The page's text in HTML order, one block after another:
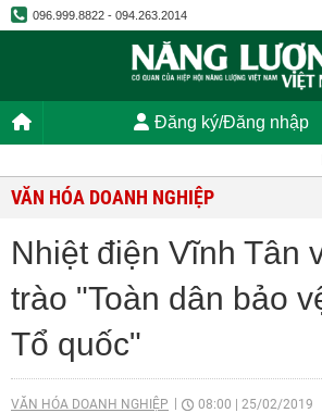
096.999.8822 - 094.263.2014
Đăng ký/Đăng nhập
VĂN HÓA DOANH NGHIỆP
Nhiệt điện Vĩnh Tân
trào "Toàn dân bảo
Tổ quốc"
VĂN HÓA DOANH NGHIỆP 08:00 25/02/2019